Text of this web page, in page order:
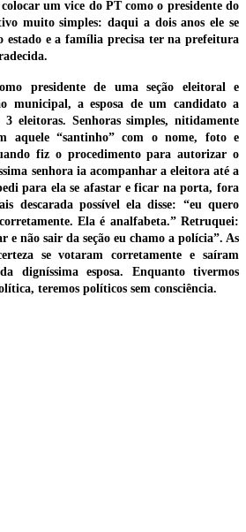
um vice do PT como o presidente do
muito simples: daqui a dois anos ele se
estado e a família precisa ter na prefeitura
presidente de uma seção eleitoral e
municipal, a esposa de um candidato a
3 eleitoras. Senhoras simples, nitidamente
aquele “santinho” com o nome, foto e
fiz o procedimento para autorizar o
senhora ia acompanhar a eleitora até a
para ela se afastar e ficar na porta, fora
descarada possível ela disse: “eu quero
Ela é analfabeta.” Retruquei:
e não sair da seção eu chamo a polícia”. As
se votaram corretamente e saíram
digníssima esposa. Enquanto tivermos
teremos políticos sem consciência.